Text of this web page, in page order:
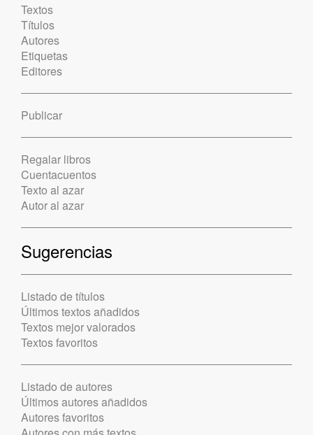
Textos
Títulos
Autores
Etiquetas
Editores
Publicar
Regalar libros
Cuentacuentos
Texto al azar
Autor al azar
Sugerencias
Listado de títulos
Últimos textos añadidos
Textos mejor valorados
Textos favoritos
Listado de autores
Últimos autores añadidos
Autores favoritos